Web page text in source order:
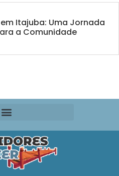
Itajuba: Uma Jornada
a Comunidade